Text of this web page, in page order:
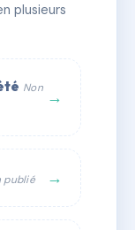
plusieurs
Non →
publié →